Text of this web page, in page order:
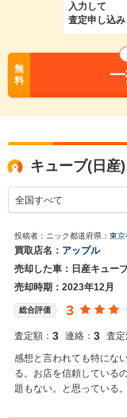
入力して
査定申し込み
無
料
キューブ(日産
投稿者：ニック都道府県： 東京
買取店名： アップル
売却した車：日産キュー
売却時期：2023年12月
総合評価 3
査定額： 3 連絡： 3 査定
感想と言われても特にな
る。お店を信頼している
題もない。と思っている。